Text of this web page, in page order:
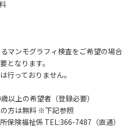
マンモグラフィ検査をご希望の場合
となります。
行っておりません。
以上の希望者（登録必要）
の方は無料 ※下記参照
保険福祉係 TEL:366-7487（直通）